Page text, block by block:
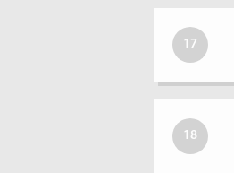
17
18